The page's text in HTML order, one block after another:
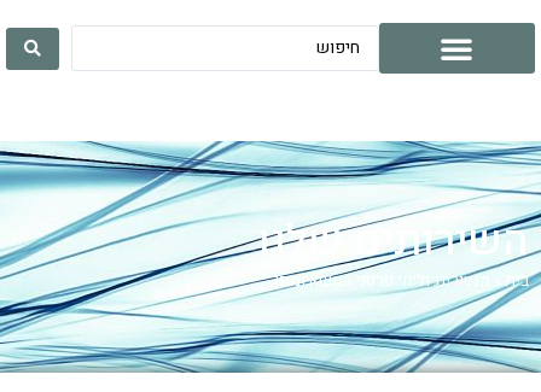
השירותים שלנו
בית» מנטורינג וליווי פרטני במשא ומתן